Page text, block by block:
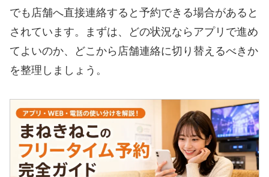
でも店舗へ直接連絡すると予約できる場合があると
されています。まずは、どの状況ならアプリで進め
てよいのか、どこから店舗連絡に切り替えるべきか
を整理しましょう。